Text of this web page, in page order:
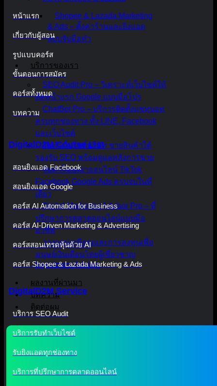
Shopee & Lazada Marketing
& Ads – ตั้งค่าร้านและยิงแอด
แบบจับมือทำ
บริการของเรา
SEO Audit Pro – วิเคราะห์เว็บไซต์ให้
ติดหน้าแรก Google แบบมือโปร
ChatBot Pro – บริการติดตั้งแชทบอท
ครบทุกช่องทาง ทั้ง LINE, Facebook
และเว็บไซต์
รับทำเว็บไซต์บริษัท ขายสินค้าได้
รองรับ SEO พร้อมดูแลหลังการขาย
รับทำโฆษณาออนไลน์ TikTok
Facebook Google Ads ครบจบในที่
เดียว
Digital Marketing Advisor Pro – ที่
ปรึกษาการตลาดออนไลน์แบบมือ
อาชีพ
วางแผนเกษียณและการลงทุนเพื่อ
มนุษย์เงินเดือนโดยผู้เชี่ยวชาญ
Investment Advisor
ผลงานที่ผ่านมา
บทความ
ติดต่อผม
หน้าแรก
เกี่ยวกับผู้สอน
รูปแบบคอร์ส
ขั้นตอนการสมัคร
คอร์สทั้งหมด
บทความ
DigitalD2M Course List
สอนยิงแอด Facebook
สอนยิงแอด Google
คอร์ส AI Automation for Business
คอร์ส AI-Driven Marketing & Advertising
คอร์สสอนเทรดหุ้นด้วย AI
คอร์ส Shopee & Lazada Marketing & Ads
DigitalD2M Service
บริการ SEO Audit
บริการรับทำเว็บไซต์
รับยิงแอดทุกช่องทาง
บริการที่ปรึกษาการตลาดออนไลน์